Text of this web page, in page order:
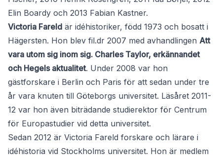
Elin Boardy och 2013 Fabian Kastner.
Victoria Fareld är idéhistoriker, född 1973 och bosatt i
Hägersten. Hon blev fil.dr 2007 med avhandlingen Att
vara utom sig inom sig. Charles Taylor, erkännandet
och Hegels aktualitet. Under 2008 var hon
gästforskare i Berlin och Paris för att sedan under tre
år vara knuten till Göteborgs universitet. Läsåret 2011-
12 var hon även biträdande studierektor för Centrum
för Europastudier vid detta universitet.
Sedan 2012 är Victoria Fareld forskare och lärare i
idéhistoria vid Stockholms universitet. Hon är medlem